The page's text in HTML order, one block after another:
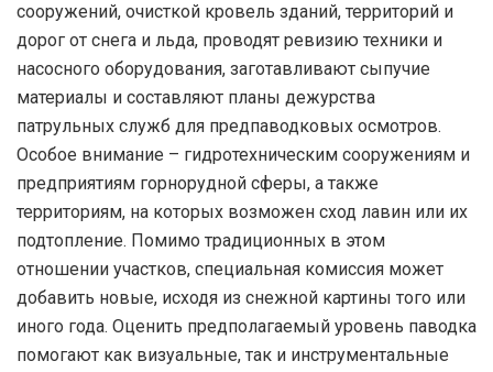
сооружений, очисткой кровель зданий, территорий и
дорог от снега и льда, проводят ревизию техники и
насосного оборудования, заготавливают сыпучие
материалы и составляют планы дежурства
патрульных служб для предпаводковых осмотров.
Особое внимание – гидротехническим сооружениям и
предприятиям горнорудной сферы, а также
территориям, на которых возможен сход лавин или их
подтопление. Помимо традиционных в этом
отношении участков, специальная комиссия может
добавить новые, исходя из снежной картины того или
иного года. Оценить предполагаемый уровень паводка
помогают как визуальные, так и инструментальные